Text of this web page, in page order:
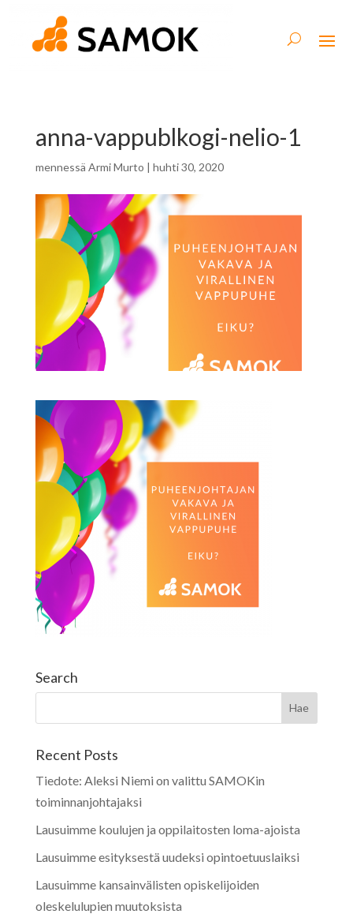
anna-vappublkogi-nelio-1
mennessä Armi Murto | huhti 30, 2020
Search
Recent Posts
Tiedote: Aleksi Niemi on valittu SAMOKin
toiminnanjohtajaksi
Lausuimme koulujen ja oppilaitosten loma-ajoista
Lausuimme esityksestä uudeksi opintoetuuslaiksi
Lausuimme kansainvälisten opiskelijoiden
oleskelulupien muutoksista